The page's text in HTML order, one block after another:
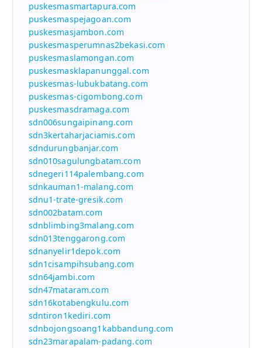
puskesmasmartapura.com
puskesmaspejagoan.com
puskesmasjambon.com
puskesmasperumnas2bekasi.com
puskesmaslamongan.com
puskesmasklapanunggal.com
puskesmas-lubukbatang.com
puskesmas-cigombong.com
puskesmasdramaga.com
sdn006sungaipinang.com
sdn3kertaharjaciamis.com
sdndurungbanjar.com
sdn010sagulungbatam.com
sdnegeri114palembang.com
sdnkauman1-malang.com
sdnu1-trate-gresik.com
sdn002batam.com
sdnblimbing3malang.com
sdn013tenggarong.com
sdnanyelir1depok.com
sdn1cisampihsubang.com
sdn64jambi.com
sdn47mataram.com
sdn16kotabengkulu.com
sdntiron1kediri.com
sdnbojongsoang1kabbandung.com
sdn23marapalam-padang.com